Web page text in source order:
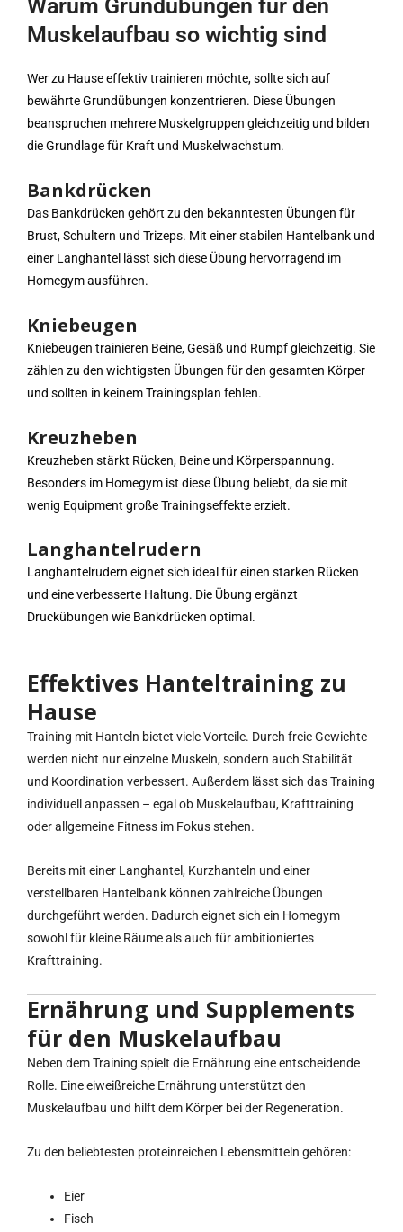
Warum Grundübungen für den
Muskelaufbau so wichtig sind
Wer zu Hause effektiv trainieren möchte, sollte sich auf
bewährte Grundübungen konzentrieren. Diese Übungen
beanspruchen mehrere Muskelgruppen gleichzeitig und bilden
die Grundlage für Kraft und Muskelwachstum.
Bankdrücken
Das Bankdrücken gehört zu den bekanntesten Übungen für
Brust, Schultern und Trizeps. Mit einer stabilen Hantelbank und
einer Langhantel lässt sich diese Übung hervorragend im
Homegym ausführen.
Kniebeugen
Kniebeugen trainieren Beine, Gesäß und Rumpf gleichzeitig. Sie
zählen zu den wichtigsten Übungen für den gesamten Körper
und sollten in keinem Trainingsplan fehlen.
Kreuzheben
Kreuzheben stärkt Rücken, Beine und Körperspannung.
Besonders im Homegym ist diese Übung beliebt, da sie mit
wenig Equipment große Trainingseffekte erzielt.
Langhantelrudern
Langhantelrudern eignet sich ideal für einen starken Rücken
und eine verbesserte Haltung. Die Übung ergänzt
Druckübungen wie Bankdrücken optimal.
Effektives Hanteltraining zu
Hause
Training mit Hanteln bietet viele Vorteile. Durch freie Gewichte
werden nicht nur einzelne Muskeln, sondern auch Stabilität
und Koordination verbessert. Außerdem lässt sich das Training
individuell anpassen – egal ob Muskelaufbau, Krafttraining
oder allgemeine Fitness im Fokus stehen.
Bereits mit einer Langhantel, Kurzhanteln und einer
verstellbaren Hantelbank können zahlreiche Übungen
durchgeführt werden. Dadurch eignet sich ein Homegym
sowohl für kleine Räume als auch für ambitioniertes
Krafttraining.
Ernährung und Supplements
für den Muskelaufbau
Neben dem Training spielt die Ernährung eine entscheidende
Rolle. Eine eiweißreiche Ernährung unterstützt den
Muskelaufbau und hilft dem Körper bei der Regeneration.
Zu den beliebtesten proteinreichen Lebensmitteln gehören:
Eier
Fisch